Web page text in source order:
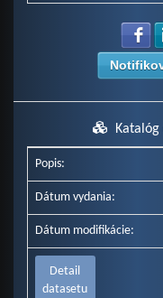
Popis:
Dátum vydania:
Dátum modifikácie:
Detail
datasetu